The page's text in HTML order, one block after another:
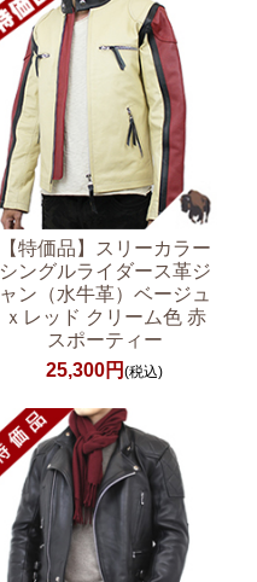
【特価品】スリーカラー
シングルライダース革ジ
ャン（水牛革）ベージュ
ｘレッド クリーム色 赤
スポーティー
25,300円(税込)